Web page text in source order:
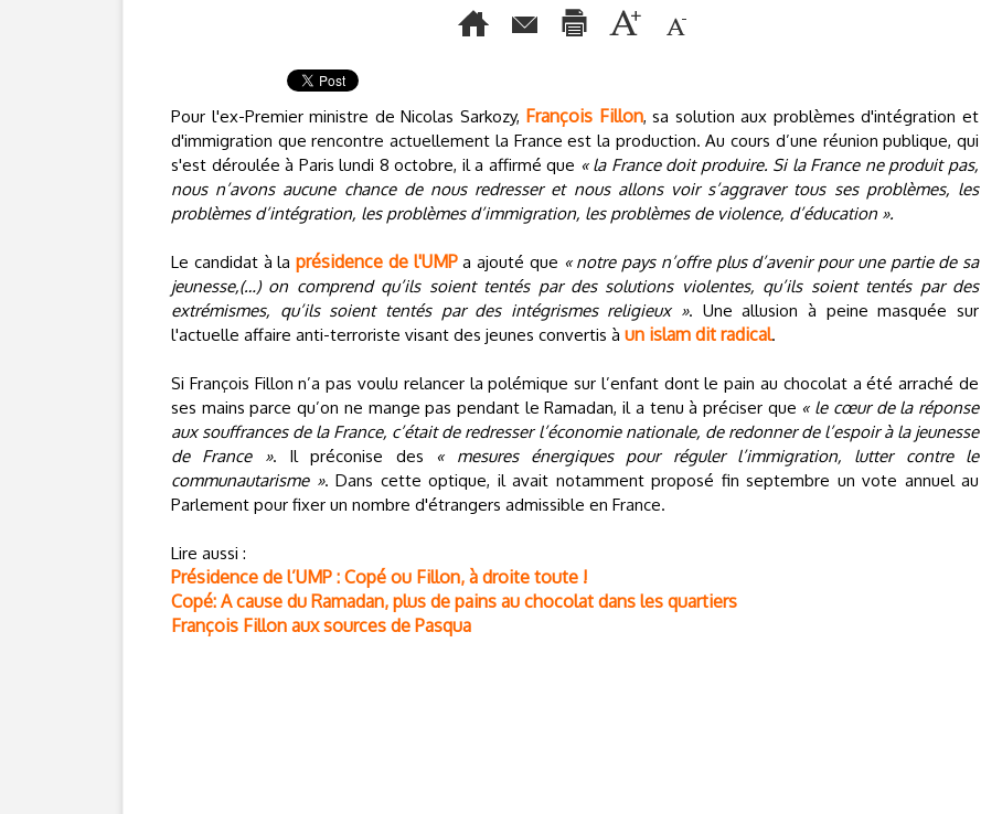
Pour l'ex-Premier ministre de Nicolas Sarkozy, François Fillon, sa solution aux problèmes d'intégration et
d'immigration que rencontre actuellement la France est la production. Au cours d’une réunion publique, qui
s'est déroulée à Paris lundi 8 octobre, il a affirmé que « la France doit produire. Si la France ne produit pas,
nous n’avons aucune chance de nous redresser et nous allons voir s’aggraver tous ses problèmes, les
problèmes d’intégration, les problèmes d’immigration, les problèmes de violence, d’éducation ».
Le candidat à la présidence de l'UMPa ajouté que « notre pays n’offre plus d’avenir pour une partie de sa
jeunesse,(…) on comprend qu’ils soient tentés par des solutions violentes, qu’ils soient tentés par des
extrémismes, qu’ils soient tentés par des intégrismes religieux ». Une allusion à peine masquée sur
l'actuelle affaire anti-terroriste visant des jeunes convertis à un islam dit radical.
Si François Fillon n’a pas voulu relancer la polémique sur l’enfant dont le pain au chocolat a été arraché de
ses mains parce qu’on ne mange pas pendant le Ramadan, il a tenu à préciser que « le cœur de la réponse
aux souffrances de la France, c’était de redresser l’économie nationale, de redonner de l’espoir à la jeunesse
de France ». Il préconise des « mesures énergiques pour réguler l’immigration, lutter contre le
communautarisme ». Dans cette optique, il avait notamment proposé fin septembre un vote annuel au
Parlement pour fixer un nombre d'étrangers admissible en France.
Lire aussi :
Présidence de l’UMP : Copé ou Fillon, à droite toute !
Copé: A cause du Ramadan, plus de pains au chocolat dans les quartiers
François Fillon aux sources de Pasqua